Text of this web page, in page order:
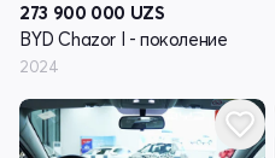
273 900 000 UZS
BYD Chazor I - поколение
2024